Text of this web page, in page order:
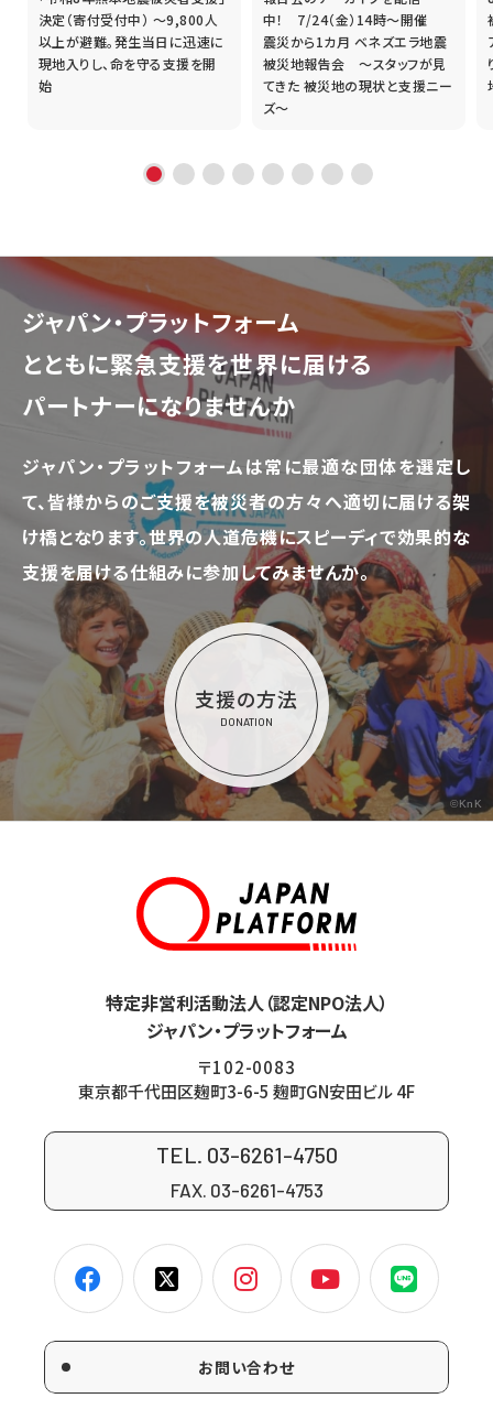
決定（寄付受付中） ～9,800人
以上が避難。発生当日に迅速に
現地入りし、命を守る支援を開
始
中！ 7/24（金）14時～開催
震災から1カ月 ベネズエラ地震
被災地報告会 ～スタッフが見
てきた 被災地の現状と支援ニー
ズ～
ジャパン・プラットフォーム
とともに緊急支援を世界に届ける
パートナーになりませんか
ジャパン・プラットフォームは常に最適な団体を選定し
て、皆様からのご支援を被災者の方々へ適切に届ける架
け橋となります。世界の人道危機にスピーディで効果的な
支援を届ける仕組みに参加してみませんか。
支援の方法
DONATION
©KnK
特定非営利活動法人（認定NPO法人）
ジャパン・プラットフォーム
〒102-0083
東京都千代田区麹町3-6-5 麹町GN安田ビル 4F
TEL. 03-6261-4750
FAX. 03-6261-4753
お問い合わせ